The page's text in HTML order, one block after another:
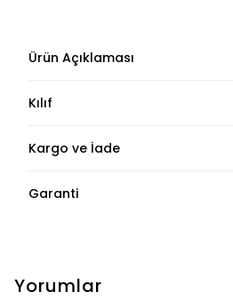
Ürün Açıklaması
Kılıf
Kargo ve İade
Garanti
Yorumlar